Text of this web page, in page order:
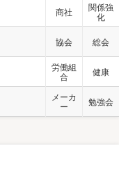
商社
関係強
化
協会 総会
労働組
合
健康
メーカ
ー
勉強会